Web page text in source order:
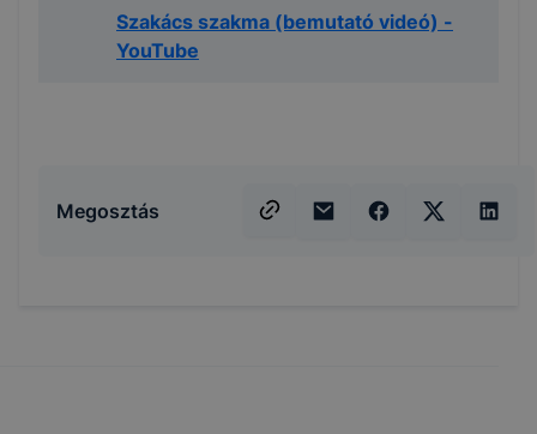
Szakács szakma (bemutató videó) -
YouTube
Megosztás